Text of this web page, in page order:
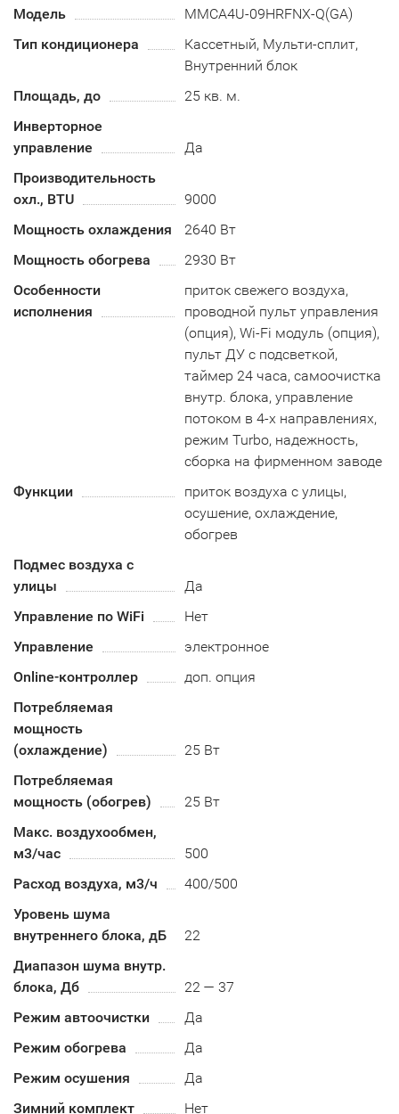
Модель
MMCA4U-09HRFNX-Q(GA)
Тип кондиционера
Кассетный, Мульти-сплит,
Внутренний блок
Площадь, до
25 кв. м.
Инверторное
управление
Да
Производительность
охл., BTU
9000
Мощность охлаждения
2640 Вт
Мощность обогрева
2930 Вт
Особенности
исполнения
приток свежего воздуха,
проводной пульт управления
(опция), Wi-Fi модуль (опция),
пульт ДУ с подсветкой,
таймер 24 часа, самоочистка
внутр. блока, управление
потоком в 4-х направлениях,
режим Turbo, надежность,
сборка на фирменном заводе
Функции
приток воздуха с улицы,
осушение, охлаждение,
обогрев
Подмес воздуха с
улицы
Да
Управление по WiFi
Нет
Управление
электронное
Online-контроллер
доп. опция
Потребляемая
мощность
(охлаждение)
25 Вт
Потребляемая
мощность (обогрев)
25 Вт
Макс. воздухообмен,
м3/час
500
Расход воздуха, м3/ч
400/500
Уровень шума
внутреннего блока, дБ
22
Диапазон шума внутр.
блока, Дб
22 — 37
Режим автоочистки
Да
Режим обогрева
Да
Режим осушения
Да
Зимний комплект
Нет